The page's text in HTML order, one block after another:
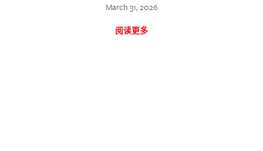
March 31, 2026
阅读更多